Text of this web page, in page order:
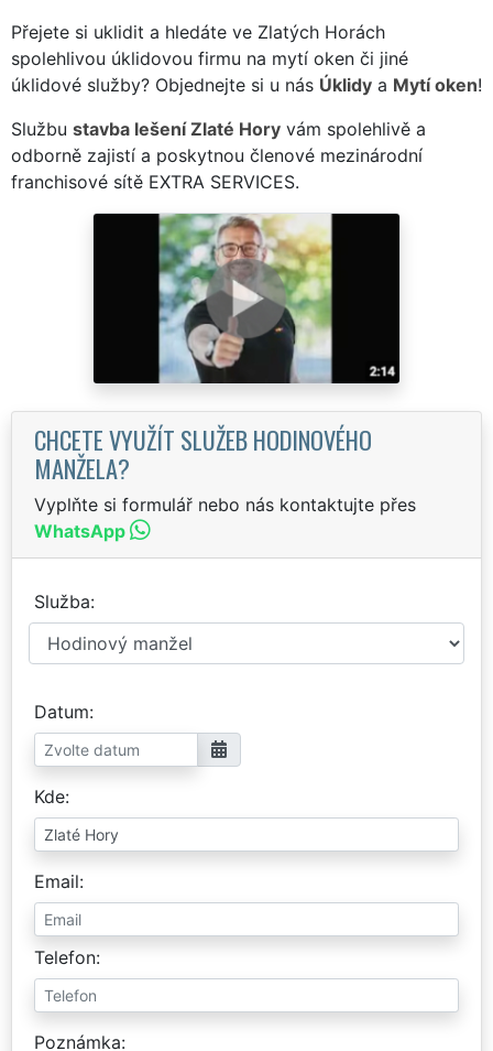
Přejete si uklidit a hledáte ve Zlatých Horách
spolehlivou úklidovou firmu na mytí oken či jiné
úklidové služby? Objednejte si u nás Úklidy a Mytí oken!
Službu stavba lešení Zlaté Hory vám spolehlivě a
odborně zajistí a poskytnou členové mezinárodní
franchisové sítě EXTRA SERVICES.
CHCETE VYUŽÍT SLUŽEB HODINOVÉHO
MANŽELA?
Vyplňte si formulář nebo nás kontaktujte přes
WhatsApp
Služba
Datum
Kde
Email
Telefon
Poznámka